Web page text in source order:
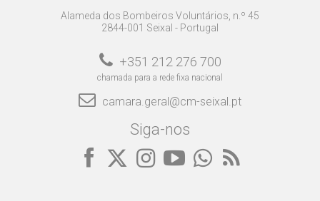
Alameda dos Bombeiros Voluntários, n.º 45
2844-001 Seixal - Portugal
+351 212 276 700
chamada para a rede fixa nacional
camara.geral@cm-seixal.pt
Siga-nos